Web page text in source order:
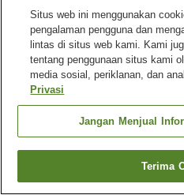
Fasilitas properti
Tempat parkir
Mesin penjual otomatis
Beranda Jepang Aomori
Park Inn Goshogawara Elm City
Cari
Situs web ini menggunakan
pengalaman pengguna dan
lintas di situs web kami. Kami
tentang penggunaan situs kami
media sosial, periklanan, dan
Privasi
Jangan Menjual
Terima